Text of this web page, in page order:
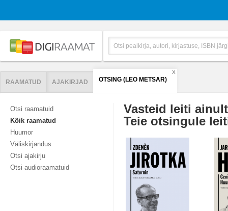
RAAMATUD AJAKIRJAD OTSING (LEO METSAR)
X
Otsi raamatuid
Kõik raamatud
Huumor
Väliskirjandus
Otsi ajakirju
Otsi audioraamatuid
Vasteid leiti
Teie otsingule